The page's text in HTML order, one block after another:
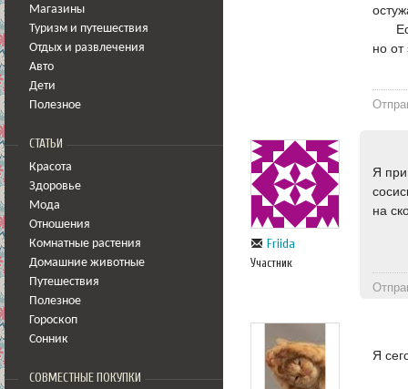
Магазины
Туризм и путешествия
Отдых и развлечения
Авто
Дети
Полезное
СТАТЬИ
Красота
Здоровье
Мода
Отношения
Комнатные растения
Домашние животные
Путешествия
Полезное
Гороскоп
Сонник
СОВМЕСТНЫЕ ПОКУПКИ
но от
Friida
Участник
Я
на
Я